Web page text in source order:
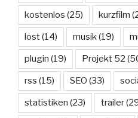
kostenlos (25) kurzfilm
lost(14) musik(19)
plugin (19) Projekt 52
rss (15) SEO (33)
statistiken (23) trailer